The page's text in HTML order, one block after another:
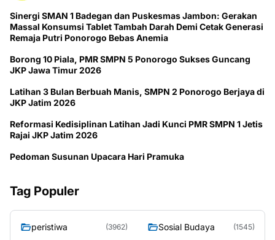
Sinergi SMAN 1 Badegan dan Puskesmas Jambon: Gerakan
Massal Konsumsi Tablet Tambah Darah Demi Cetak Generasi
Remaja Putri Ponorogo Bebas Anemia
Borong 10 Piala, PMR SMPN 5 Ponorogo Sukses Guncang
JKP Jawa Timur 2026
Latihan 3 Bulan Berbuah Manis, SMPN 2 Ponorogo Berjaya di
JKP Jatim 2026
Reformasi Kedisiplinan Latihan Jadi Kunci PMR SMPN 1 Jetis
Rajai JKP Jatim 2026
Pedoman Susunan Upacara Hari Pramuka
Tag Populer
peristiwa (3962) Sosial Budaya (1545)